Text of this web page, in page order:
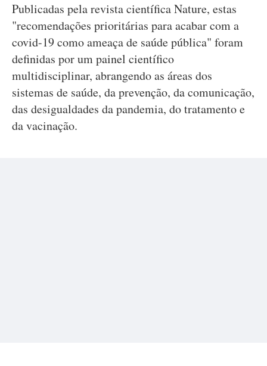
Publicadas pela revista científica Nature, estas
"recomendações prioritárias para acabar com a
covid-19 como ameaça de saúde pública" foram
definidas por um painel científico
multidisciplinar, abrangendo as áreas dos
sistemas de saúde, da prevenção, da comunicação,
das desigualdades da pandemia, do tratamento e
da vacinação.